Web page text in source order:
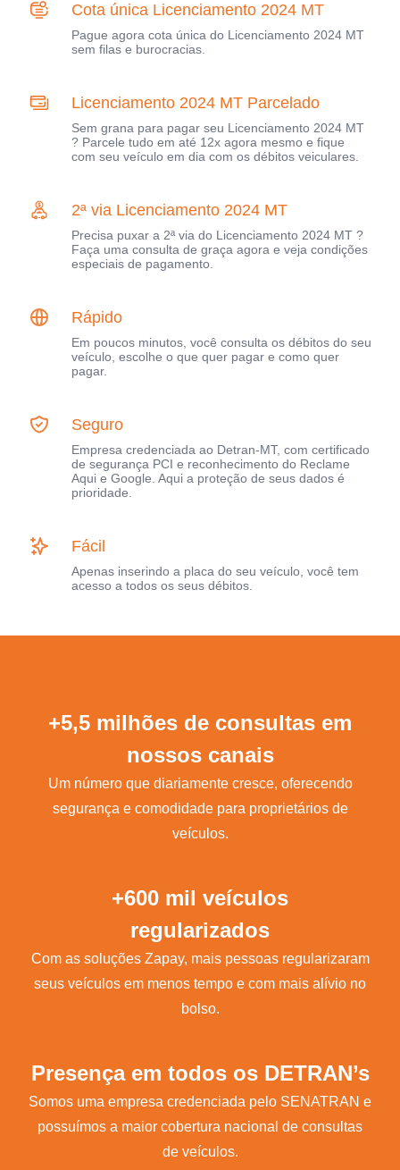
Cota única Licenciamento 2024 MT
Pague agora cota única do Licenciamento 2024 MT
sem filas e burocracias.
Licenciamento 2024 MT Parcelado
Sem grana para pagar seu Licenciamento 2024 MT
? Parcele tudo em até 12x agora mesmo e fique
com seu veículo em dia com os débitos veiculares.
2ª via Licenciamento 2024 MT
Precisa puxar a 2ª via do Licenciamento 2024 MT ?
Faça uma consulta de graça agora e veja condições
especiais de pagamento.
Rápido
Em poucos minutos, você consulta os débitos do seu
veículo, escolhe o que quer pagar e como quer
pagar.
Seguro
Empresa credenciada ao Detran-MT, com certificado
de segurança PCI e reconhecimento do Reclame
Aqui e Google. Aqui a proteção de seus dados é
prioridade.
Fácil
Apenas inserindo a placa do seu veículo, você tem
acesso a todos os seus débitos.
+5,5 milhões de consultas em
nossos canais
Um número que diariamente cresce, oferecendo
segurança e comodidade para proprietários de
veículos.
+600 mil veículos
regularizados
Com as soluções Zapay, mais pessoas regularizaram
seus veículos em menos tempo e com mais alívio no
bolso.
Presença em todos os DETRAN’s
Somos uma empresa credenciada pelo SENATRAN e
possuímos a maior cobertura nacional de consultas
de veículos.